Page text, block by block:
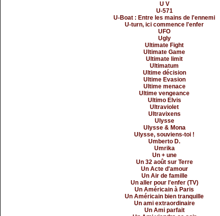
U V
U-571
U-Boat : Entre les mains de l'ennemi
U-turn, ici commence l'enfer
UFO
Ugly
Ultimate Fight
Ultimate Game
Ultimate limit
Ultimatum
Ultime décision
Ultime Evasion
Ultime menace
Ultime vengeance
Ultimo Elvis
Ultraviolet
Ultravixens
Ulysse
Ulysse & Mona
Ulysse, souviens-toi !
Umberto D.
Umrika
Un + une
Un 32 août sur Terre
Un Acte d'amour
Un Air de famille
Un aller pour l'enfer (TV)
Un Américain à Paris
Un Américain bien tranquille
Un ami extraordinaire
Un Ami parfait